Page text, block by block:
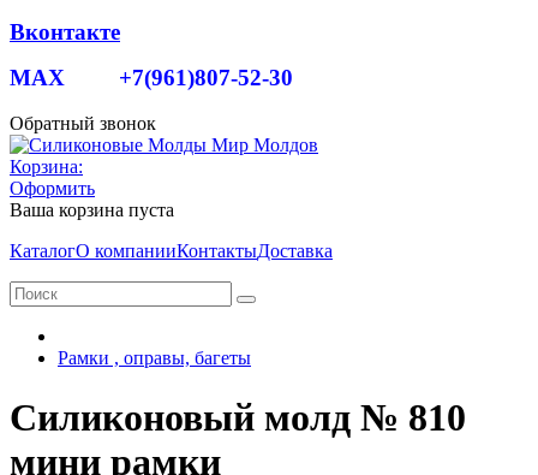
Вконтакте
MAX +7(961)807-52-30
Обратный звонок
Корзина:
Оформить
Ваша корзина пуста
КаталогО компанииКонтактыДоставка
Рамки , оправы, багеты
Силиконовый молд № 810
мини рамки